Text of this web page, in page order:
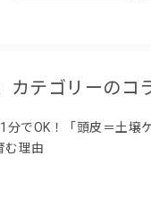
カテゴリーのコ
分でOK！「頭皮＝土壌
む理由